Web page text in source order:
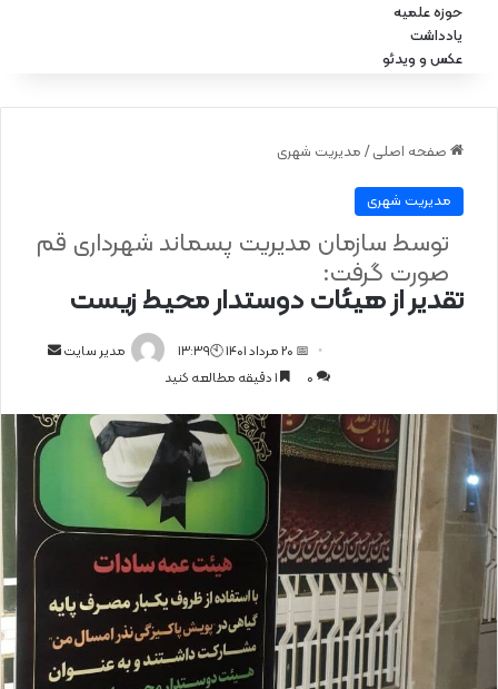
حوزه علمیه
یادداشت
عکس و ویدئو
صفحه اصلی / مدیریت شهری
مدیریت شهری
تقدیر از هیئات دوستدار محیط ‌زیست
توسط سازمان مدیریت پسماند شهرداری قم
صورت گرفت:
مدیر سایت
ا
ل
ی
م
📅 20 مرداد 1401 🕙13:39
0